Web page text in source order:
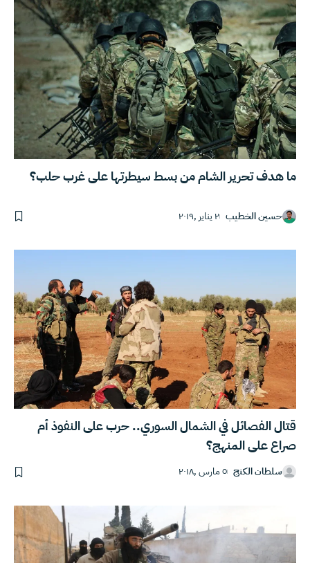
ما هدف تحرير الشام من بسط سيطرتها على غرب حلب؟
حسين الخطيب ٢ يناير ,٢٠١٩
قتال الفصائل في الشمال السوري.. حرب على النفوذ أم
صراع على المنهج؟
سلطان الكنج ٥ مارس ,٢٠١٨